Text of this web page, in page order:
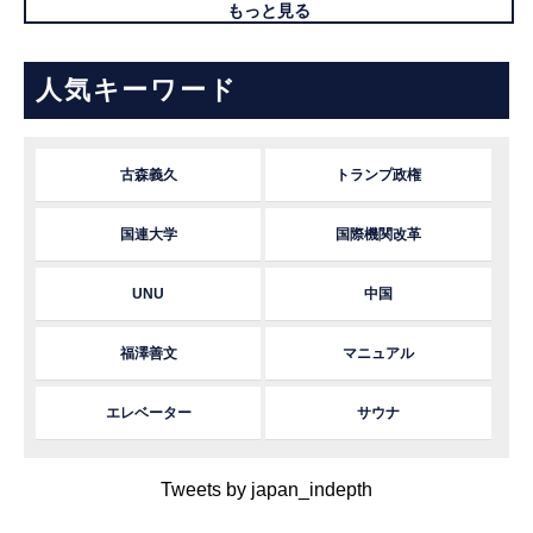
もっと見る
人気キーワード
古森義久 トランプ政権
国連大学 国際機関改革
UNU 中国
福澤善文 マニュアル
エレベーター サウナ
Tweets by japan_indepth